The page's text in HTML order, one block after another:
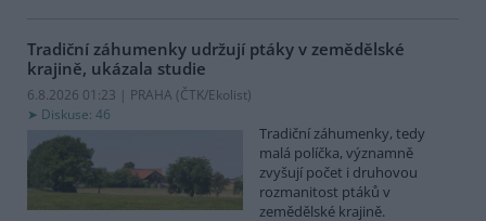
Tradiční záhumenky udržují ptáky v zemědělské
krajině, ukázala studie
6.8.2026 01:23 | PRAHA (ČTK/Ekolist)
Diskuse: 46
Tradiční záhumenky, tedy
malá políčka, významně
zvyšují počet i druhovou
rozmanitost ptáků v
zemědělské krajině.